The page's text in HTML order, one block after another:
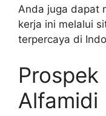
Anda juga dapat
kerja ini melalui
terpercaya di
Prospek
Alfamidi